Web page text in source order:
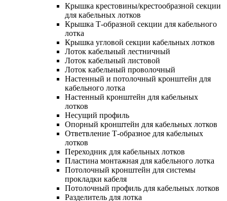
Крышка крестовины/крестообразной секции
для кабельных лотков
Крышка Т-образной секции для кабельного
лотка
Крышка угловой секции кабельных лотков
Лоток кабельный лестничный
Лоток кабельный листовой
Лоток кабельный проволочный
Настенный и потолочный кронштейн для
кабельного лотка
Настенный кронштейн для кабельных
лотков
Несущий профиль
Опорный кронштейн для кабельных лотков
Ответвление Т-образное для кабельных
лотков
Переходник для кабельных лотков
Пластина монтажная для кабельного лотка
Потолочный кронштейн для системы
прокладки кабеля
Потолочный профиль для кабельных лотков
Разделитель для лотка